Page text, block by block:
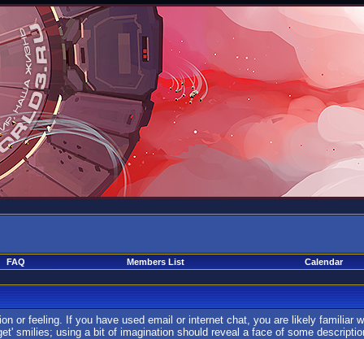
FAQ Members List Calendar
or feeling. If you have used email or internet chat, you are likely familiar
smilies; using a bit of imagination should reveal a face of some